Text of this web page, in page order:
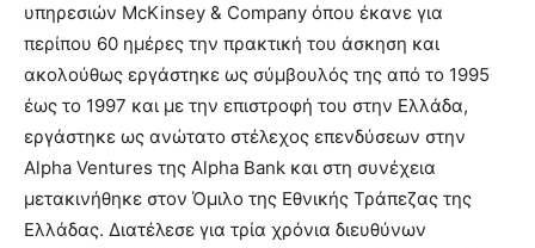
υπηρεσιών McKinsey & Company όπου έκανε για
περίπου 60 ημέρες την πρακτική του άσκηση και
ακολούθως εργάστηκε ως σύμβουλός της από το 1995
έως το 1997 και με την επιστροφή του στην Ελλάδα,
εργάστηκε ως ανώτατο στέλεχος επενδύσεων στην
Alpha Ventures της Alpha Bank και στη συνέχεια
μετακινήθηκε στον Όμιλο της Εθνικής Τράπεζας της
Ελλάδας. Διατέλεσε για τρία χρόνια διευθύνων